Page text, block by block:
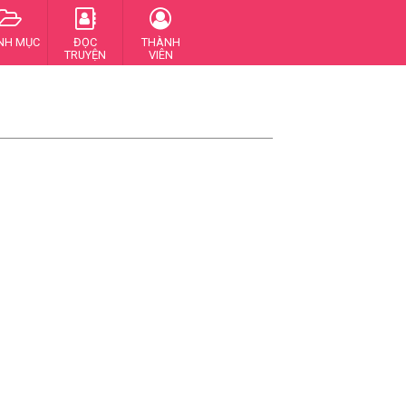
MỤC
ĐỌC
TRUYỆN
THÀNH
VIÊN